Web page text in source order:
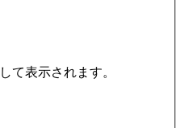
て表示されます。